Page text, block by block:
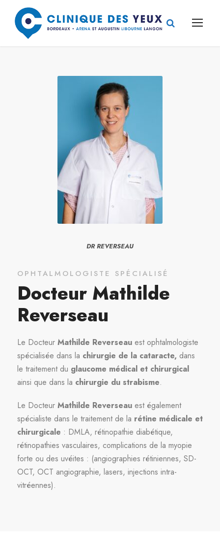
DR REVERSEAU
OPHTALMOLOGISTE SPÉCIALISÉ
Docteur Mathilde
Reverseau
Le Docteur Mathilde Reverseau est ophtalmologiste
spécialisée dans la chirurgie de la cataracte, dans
le traitement du glaucome médical et chirurgical
ainsi que dans la chirurgie du strabisme.
Le Docteur Mathilde Reverseau est également
spécialiste dans le traitement de la rétine médicale et
chirurgicale : DMLA, rétinopathie diabétique,
rétinopathies vasculaires, complications de la myopie
forte ou des uvéites : (angiographies rétiniennes, SD-
OCT, OCT angiographie, lasers, injections intra-
vitréennes).